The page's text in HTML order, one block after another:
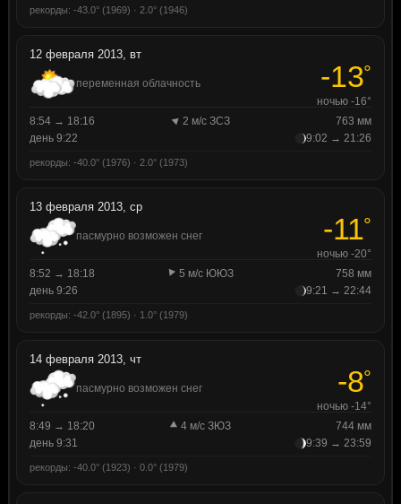
рекорды: -43.0° (1969) · 2.0° (1946)
12 февраля 2013, вт
переменная облачность -13°
ночью -16°
8:54 → 18:16
2 м/с ЗСЗ
763 мм
день 9:22
9:02 → 21:26
рекорды: -40.0° (1976) · 2.0° (1973)
13 февраля 2013, ср
пасмурно возможен снег -11°
ночью -20°
8:52 → 18:18
5 м/с ЮЮЗ
758 мм
день 9:26
9:21 → 22:44
рекорды: -42.0° (1895) · 1.0° (1979)
14 февраля 2013, чт
пасмурно возможен снег -8°
ночью -14°
8:49 → 18:20
4 м/с ЗЮЗ
744 мм
день 9:31
9:39 → 23:59
рекорды: -40.0° (1923) · 0.0° (1979)